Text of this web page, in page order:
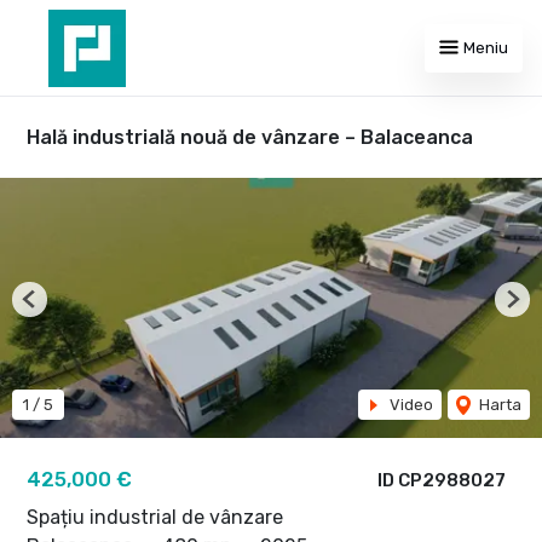
Meniu
Hală industrială nouă de vânzare – Balaceanca
ID CP2988027
425,000 €
Spațiu industrial de vânzare
1 / 5 Video Harta
Previous